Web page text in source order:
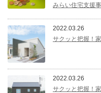
みらい住宅支援
2022.03.26
サクッと把握！
2022.03.26
サクッと把握！